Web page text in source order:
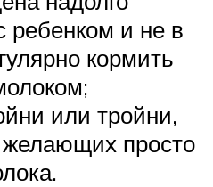
ребенком и не в
кормить
или тройни,
желающих просто